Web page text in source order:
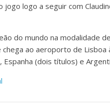
jogo logo a seguir com
do mundo na modalidade
ao aeroporto de
(dois títulos) e